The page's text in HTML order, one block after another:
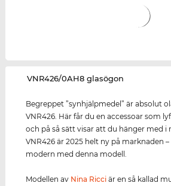
‌VNR426/0AH8 glasögon
Begreppet ”synhjälpmedel” är absolut
VNR426. Här får du en accessoar som
och på så sätt visar att du hänger med i
VNR426 är 2025 helt ny på marknaden
modern med denna modell.
Modellen av Nina Ricci är en så kallad